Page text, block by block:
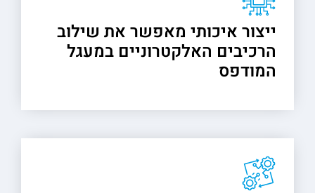
ייצור איכותי מאפשר את שילוב
הרכיבים האלקטרוניים במעגל
המודפס